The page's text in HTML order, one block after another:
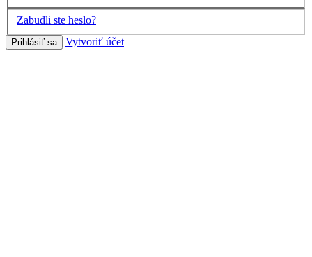
Zabudli ste heslo?
Prihlásiť sa Vytvoriť účet